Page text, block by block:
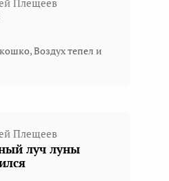
Плещеев
Воздух тепел и
Плещеев
луч луны